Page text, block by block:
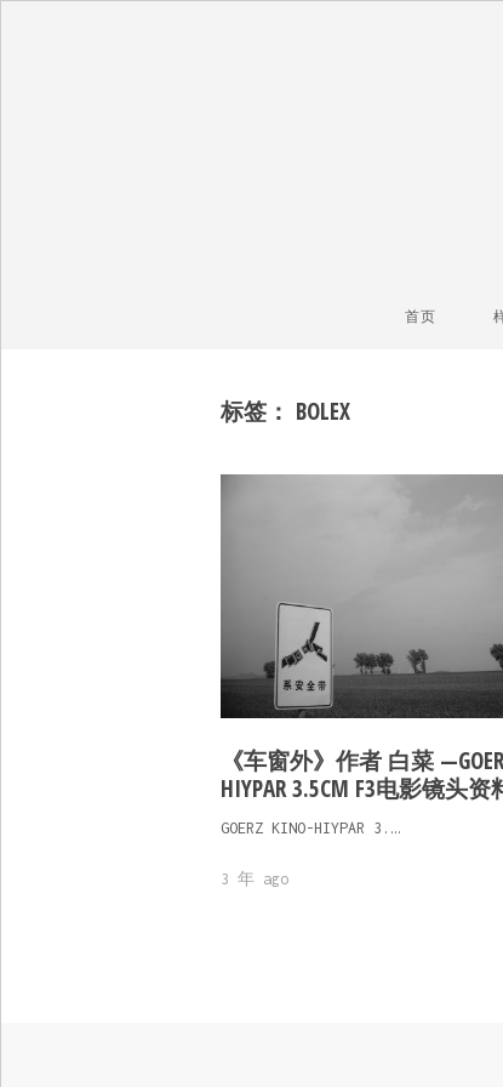
首页
标签： BOLEX
《车窗外》作者 白菜
HIYPAR 3.5CM F3电影镜头
GOERZ KINO-HIYPAR 3.…
3 年 ago